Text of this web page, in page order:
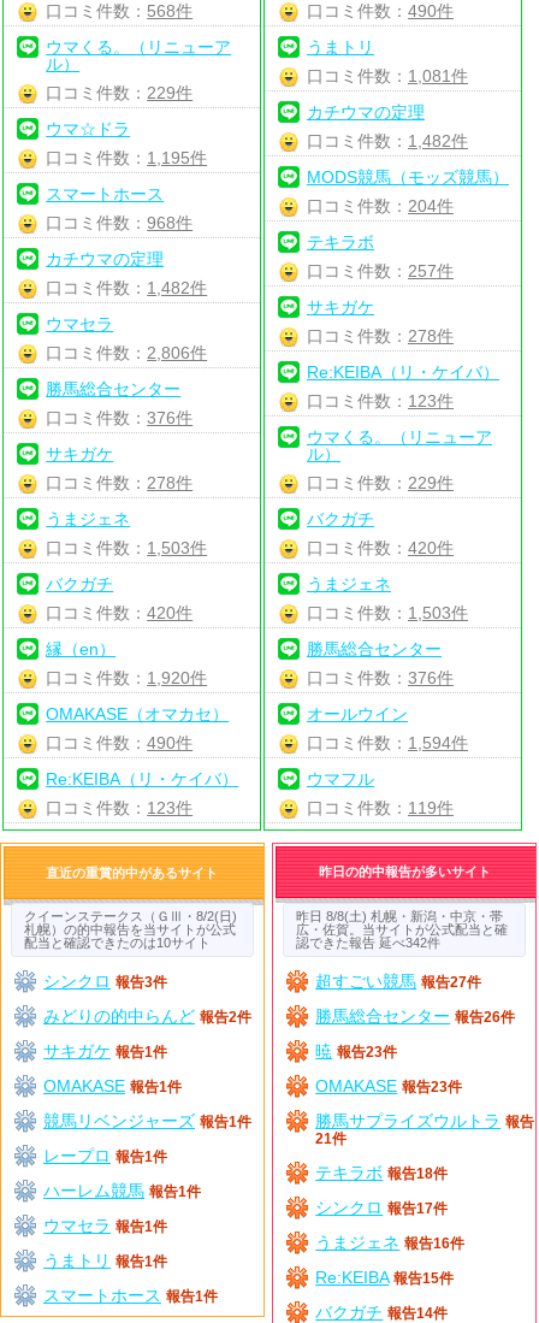
口コミ件数： 568件
ウマくる。（リニューア
ル）
口コミ件数： 229件
ウマ☆ドラ
口コミ件数： 1,195件
スマートホース
口コミ件数：968件
カチウマの定理
口コミ件数： 1,482件
ウマセラ
口コミ件数： 2,806件
勝馬総合センター
口コミ件数：376件
サキガケ
口コミ件数： 278件
うまジェネ
口コミ件数： 1,503件
バクガチ
口コミ件数：420件
縁（en）
口コミ件数： 1,920件
OMAKASE（オマカセ）
口コミ件数：490件
Re:KEIBA（リ・ケイバ）
口コミ件数： 123件
口コミ件数： 490件
うまトリ
口コミ件数： 1,081件
カチウマの定理
口コミ件数： 1,482件
MODS競馬（モッズ競馬）
口コミ件数： 204件
テキラボ
口コミ件数： 257件
サキガケ
口コミ件数： 278件
Re:KEIBA（リ・ケイバ）
口コミ件数： 123件
ウマくる。（リニューア
ル）
口コミ件数： 229件
バクガチ
口コミ件数： 420件
うまジェネ
口コミ件数： 1,503件
勝馬総合センター
口コミ件数： 376件
オールウイン
口コミ件数： 1,594件
ウマフル
口コミ件数： 119件
直近の重賞的中があるサイト
クイーンステークス（ＧⅢ・8/2(日)
札幌）の的中報告を当サイトが公式
配当と確認できたのは10サイト
シンクロ 報告3件
みどりの的中らんど 報告2件
サキガケ 報告1件
OMAKASE 報告1件
競馬リベンジャーズ 報告1件
レープロ 報告1件
ハーレム競馬 報告1件
ウマセラ 報告1件
うまトリ 報告1件
スマートホース 報告1件
昨日の的中報告が多いサイト
昨日 8/8(土) 札幌・新潟・中京・帯
広・佐賀。当サイトが公式配当と確
認できた報告 延べ342件
超すごい競馬 報告27件
勝馬総合センター 報告26件
暁 報告23件
OMAKASE 報告23件
勝馬サプライズウルトラ 報告
21件
テキラボ 報告18件
シンクロ 報告17件
うまジェネ 報告16件
Re:KEIBA 報告15件
バクガチ 報告14件